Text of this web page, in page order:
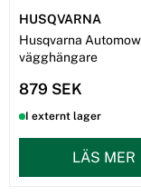
HUSQVARNA
Husqvarna
vägghängare
879 SEK
I externt lager
LÄS MER